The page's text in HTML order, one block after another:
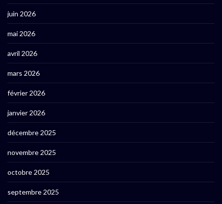
juin 2026
mai 2026
avril 2026
mars 2026
février 2026
janvier 2026
décembre 2025
novembre 2025
octobre 2025
septembre 2025